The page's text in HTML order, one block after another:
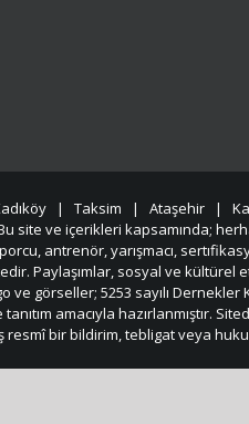
| Taksim | Ataşehir |
site ve içerikleri kapsamında;
antrenör, yarışmacı,
Paylaşımlar, sosyal ve kültürel
görseller; 5253 sayılı Dernekler
tanıtım amacıyla hazırlanmıştır.
resmî bir bildirim, tebligat veya